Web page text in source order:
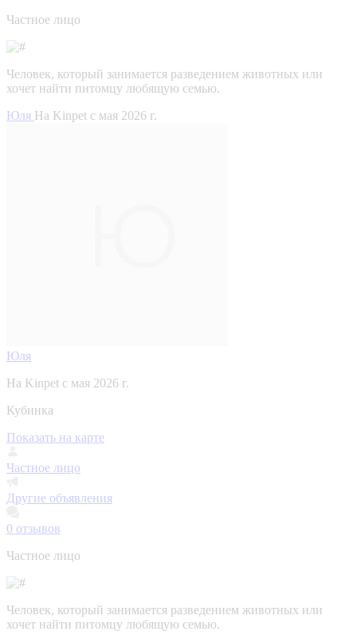
Частное лицо
Человек, который занимается разведением животных или
хочет найти питомцу любящую семью.
Юля На Kinpet c мая 2026 г.
Юля
На Kinpet c мая 2026 г.
Кубинка
Показать на карте
Частное лицо
Другие объявления
0 отзывов
Частное лицо
Человек, который занимается разведением животных или
хочет найти питомцу любящую семью.